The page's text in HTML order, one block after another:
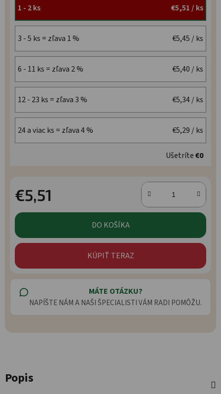
1 - 2 ks €5,51 / ks
3 - 5 ks = zľava 1 % €5,45 / ks
6 - 11 ks = zľava 2 % €5,40 / ks
12 - 23 ks = zľava 3 % €5,34/ ks
24 a viac ks = zľava 4 % €5,29 / ks
Ušetríte€0
€5,51
Jednotková cena:
DO KOŠÍKA
KÚPIŤ TERAZ
MÁTE OTÁZKU?
NAPÍŠTE NÁM A NAŠI ŠPECIALISTI VÁM RADI POMÔŽU.
Popis